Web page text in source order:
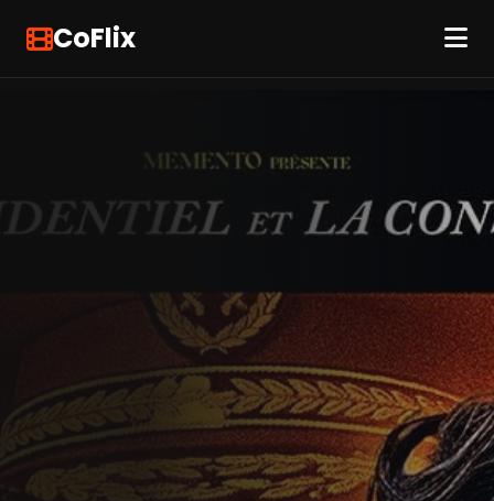
CoFlix